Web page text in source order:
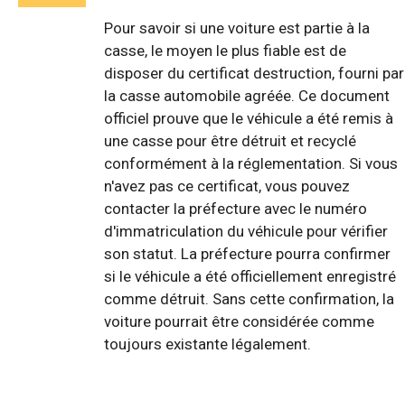
Pour savoir si une voiture est partie à la
casse, le moyen le plus fiable est de
disposer du certificat destruction, fourni par
la casse automobile agréée. Ce document
officiel prouve que le véhicule a été remis à
une casse pour être détruit et recyclé
conformément à la réglementation. Si vous
n'avez pas ce certificat, vous pouvez
contacter la préfecture avec le numéro
d'immatriculation du véhicule pour vérifier
son statut. La préfecture pourra confirmer
si le véhicule a été officiellement enregistré
comme détruit. Sans cette confirmation, la
voiture pourrait être considérée comme
toujours existante légalement.